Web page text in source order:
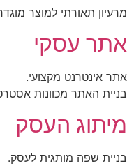
מרעיון תאורתי למוצר
אתר עסקי
אתר אינטרנט מקצועי.
בניית האתר מכוונות
מיתוג העסק
בניית שפה מותגית לעסק.